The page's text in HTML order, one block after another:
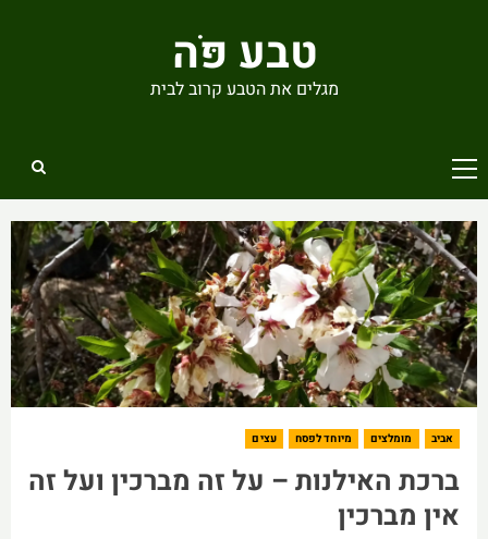
טבע פֹּה
מגלים את הטבע קרוב לבית
Primary
Menu
אביב מומלצים מיוחד לפסח עצים
ברכת האילנות – על זה מברכין ועל זה
אין מברכין